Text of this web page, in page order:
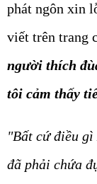
phát ngôn xin
viết trên trang
người thích
tôi cảm thấy
"Bất cứ điều
đã phải chứa